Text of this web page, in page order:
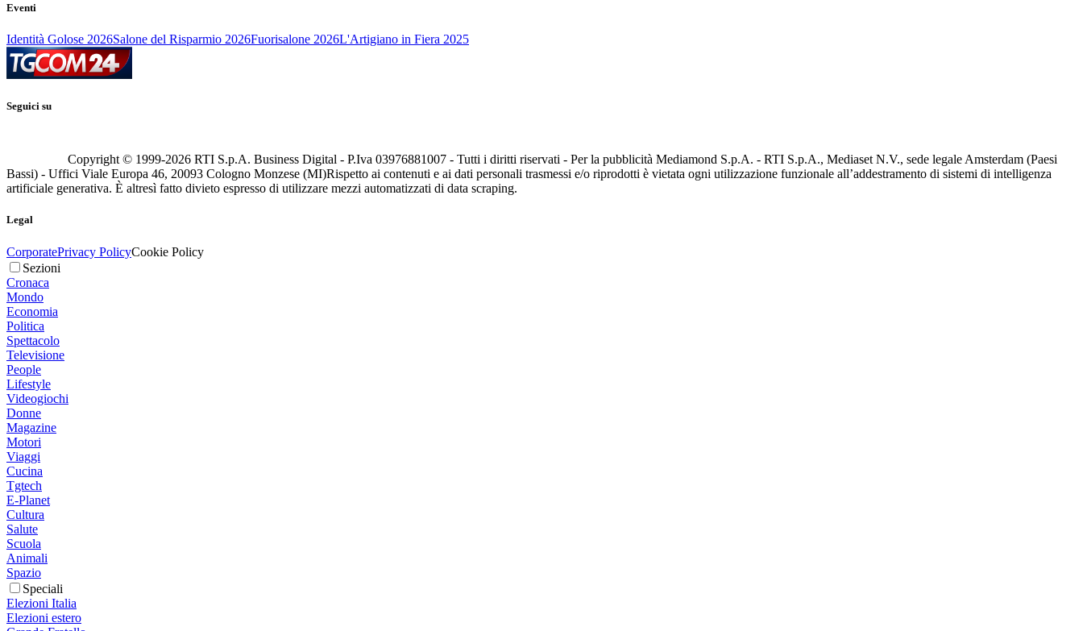
Eventi
Identità Golose 2026Salone del Risparmio 2026Fuorisalone 2026L'Artigiano in Fiera 2025
Seguici su
Copyright © 1999-2026 RTI S.p.A. Business Digital - P.Iva 03976881007 - Tutti i diritti riservati - Per la pubblicità Mediamond S.p.A. - RTI S.p.A., Mediaset N.V., sede legale Amsterdam (Paesi
Bassi) - Uffici Viale Europa 46, 20093 Cologno Monzese (MI)Rispetto ai contenuti e ai dati personali trasmessi e/o riprodotti è vietata ogni utilizzazione funzionale all’addestramento di sistemi di intelligenza
artificiale generativa. È altresì fatto divieto espresso di utilizzare mezzi automatizzati di data scraping.
Legal
CorporatePrivacy PolicyCookie Policy
Sezioni
Cronaca
Mondo
Economia
Politica
Spettacolo
Televisione
People
Lifestyle
Videogiochi
Donne
Magazine
Motori
Viaggi
Cucina
Tgtech
E-Planet
Cultura
Salute
Scuola
Animali
Spazio
Speciali
Elezioni Italia
Elezioni estero